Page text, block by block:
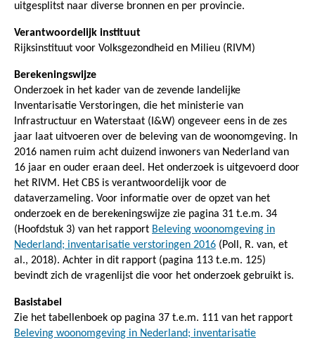
uitgesplitst naar diverse bronnen en per provincie.
Verantwoordelijk instituut
Rijksinstituut voor Volksgezondheid en Milieu (RIVM)
Berekeningswijze
Onderzoek in het kader van de zevende landelijke
Inventarisatie Verstoringen, die het ministerie van
Infrastructuur en Waterstaat (I&W) ongeveer eens in de zes
jaar laat uitvoeren over de beleving van de woonomgeving. In
2016 namen ruim acht duizend inwoners van Nederland van
16 jaar en ouder eraan deel. Het onderzoek is uitgevoerd door
het RIVM. Het CBS is verantwoordelijk voor de
dataverzameling. Voor informatie over de opzet van het
onderzoek en de berekeningswijze zie pagina 31 t.e.m. 34
(Hoofdstuk 3) van het rapport Beleving woonomgeving in
Nederland; inventarisatie verstoringen 2016 (Poll, R. van, et
al., 2018). Achter in dit rapport (pagina 113 t.e.m. 125)
bevindt zich de vragenlijst die voor het onderzoek gebruikt is.
Basistabel
Zie het tabellenboek op pagina 37 t.e.m. 111 van het rapport
Beleving woonomgeving in Nederland; inventarisatie